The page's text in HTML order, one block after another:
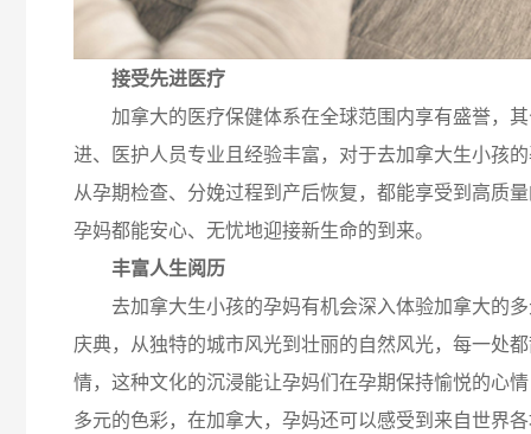
接受先进医疗
加拿大的医疗保健体系在全球范围内享有盛誉，其
进、医护人员专业且经验丰富，对于去加拿大生小孩
从孕期检查、分娩过程到产后恢复，都能享受到高质
孕妈都能安心、无忧地迎接新生命的到来。
丰富人生阅历
去加拿大生小孩的孕妈有机会深入体验加拿大的多
庆典，从独特的城市风光到壮丽的自然风光，每一处
情，这种文化的沉浸能让孕妈们在孕期保持愉悦的心
多元的色彩，在加拿大，孕妈还可以感受到来自世界